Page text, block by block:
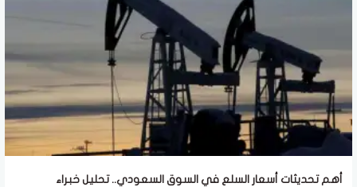
أهم تحديثات أسعار السلع في السوق السعودي.. تحليل خبراء